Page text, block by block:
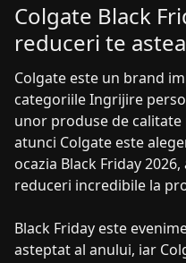
Colgate Black
reduceri te
Colgate este un brand
categoriile Ingrijire
unor produse de
atunci Colgate este
ocazia Black Friday
reduceri incredibile la
Black Friday este
asteptat al anului, iar